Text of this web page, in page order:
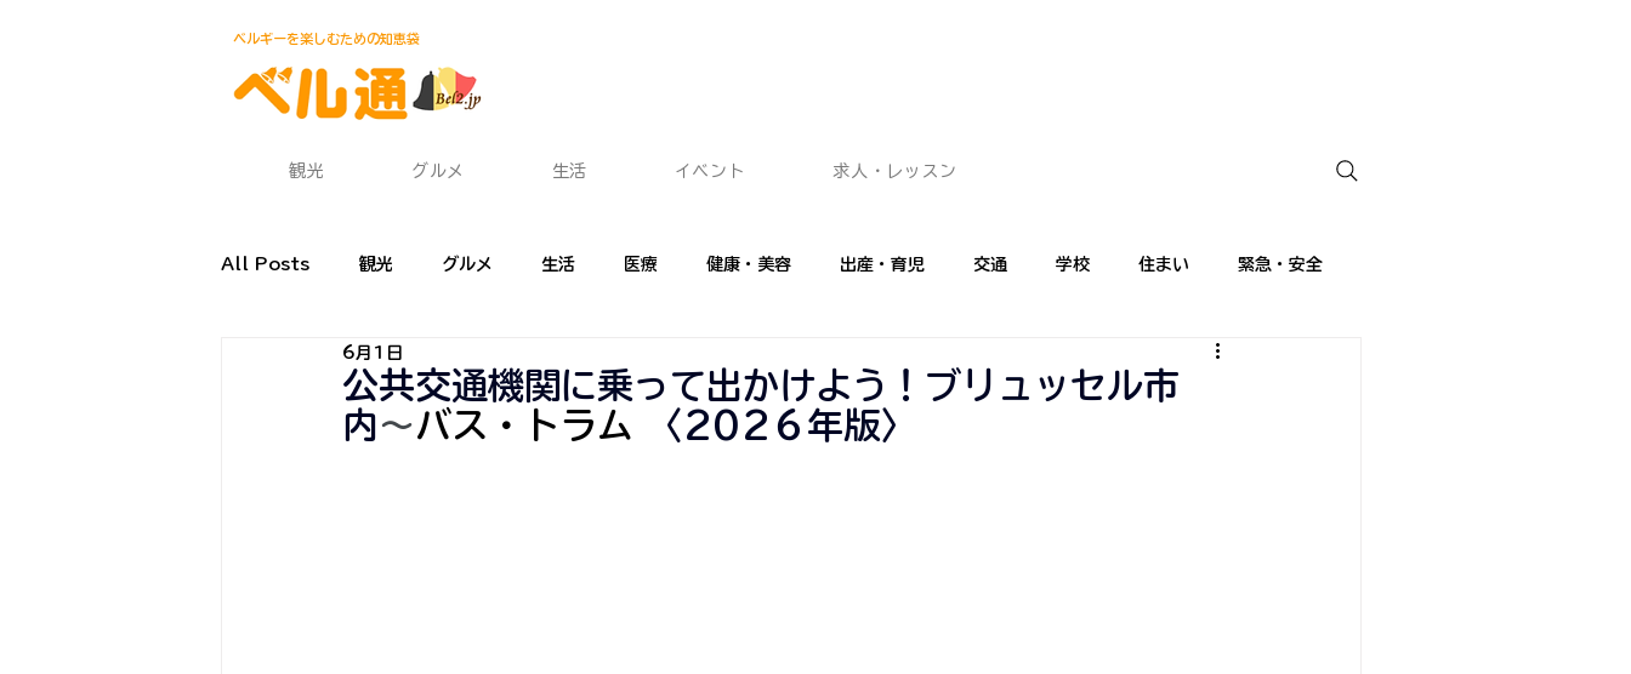
ベルギーを楽しむための知恵袋
観光 グルメ 生活 イベント 求人・レッスン
All Posts 観光 グルメ 生活 医療 健康・美容 出産・育児 交通 学校 住まい 緊急・安全
渡航・帰国6月1日
公共交通機関に乗って出かけよう！ブリュッセル市
内〜バス・トラム 〈 202６年版〉